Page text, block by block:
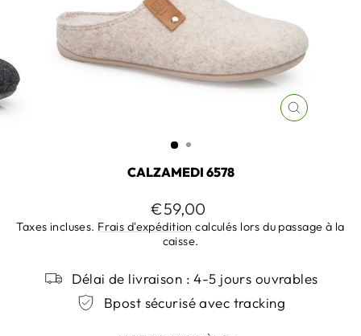
FERMER
CALZAMEDI 6578
Prix
régulier
€59,00
Taxes incluses. Frais d'expédition calculés lors du passage à la
caisse.
Délai de livraison : 4-5 jours ouvrables
Bpost sécurisé avec tracking